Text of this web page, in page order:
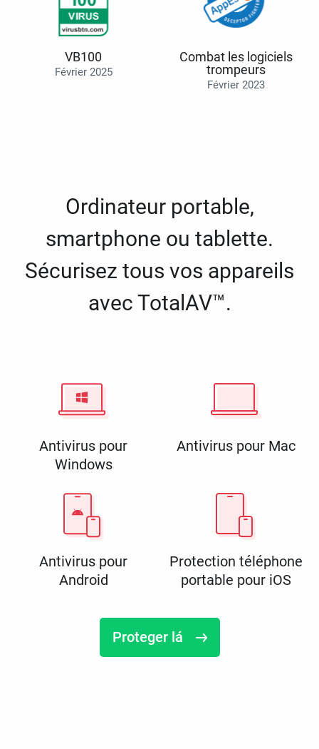
VB100
Février 2025
Combat les logiciels
trompeurs
Février 2023
Ordinateur portable,
smartphone ou tablette.
Sécurisez tous vos appareils
avec TotalAV™.
Antivirus pour
Windows
Antivirus pour Mac
Antivirus pour
Android
Protection téléphone
portable pour iOS
Proteger lá